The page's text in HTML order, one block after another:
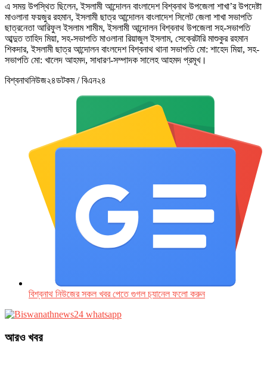
এ সময় উপস্থিত ছিলেন, ইসলামী আন্দোলন বাংলাদেশ বিশ্বনাথ উপজেলা শাখা’র উপদেষ্টা
মাওলানা ফয়জুর রহমান, ইসলামী ছাত্র আন্দোলন বাংলাদেশ সিলেট জেলা শাখা সভাপতি
ছাত্রনেতা আরিফুল ইসলাম শামীম, ইসলামী আন্দোলন বিশ্বনাথ উপজেলা সহ-সভাপতি
আব্দুত তাহিদ মিয়া, সহ-সভাপতি মাওলানা রিয়াজুল ইসলাম, সেক্রেটারি মাশুকুর রহমান
শিকদার, ইসলামী ছাত্র আন্দোলন বাংলদেশ বিশ্বনাথ থানা সভাপতি মো: শাহেদ মিয়া, সহ-
সভাপতি মো: খালেদ আহমদ, সাধারণ-সম্পাদক সালেহ আহমদ প্রমূখ।
বিশ্বনাথনিউজ২৪ডটকম / বিএন২৪
বিশ্বনাথ নিউজের সকল খবর পেতে গুগল চ‌্যানেল ফলো করুন
আরও খবর